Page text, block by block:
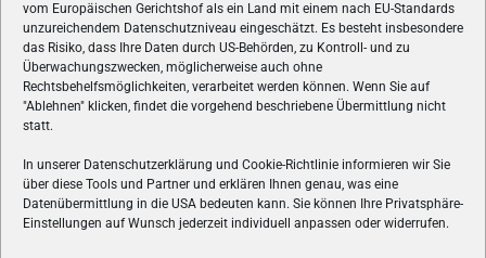
vom Europäischen Gerichtshof als ein Land mit einem nach EU-Standards
unzureichendem Datenschutzniveau eingeschätzt. Es besteht insbesondere
das Risiko, dass Ihre Daten durch US-Behörden, zu Kontroll- und zu
Überwachungszwecken, möglicherweise auch ohne
Rechtsbehelfsmöglichkeiten, verarbeitet werden können. Wenn Sie auf
"Ablehnen" klicken, findet die vorgehend beschriebene Übermittlung nicht
statt.
In unserer Datenschutzerklärung und Cookie-Richtlinie informieren wir Sie
über diese Tools und Partner und erklären Ihnen genau, was eine
Datenübermittlung in die USA bedeuten kann. Sie können Ihre Privatsphäre-
Einstellungen auf Wunsch jederzeit individuell anpassen oder widerrufen.
VON GAMERN, FÜR GAMER! Gamers.at ist das älteste Online-
Spielemagazin Österreichs und bringt täglich aktuelle News,
Reviews und Videos zu PC- und Konsolenspielen, Gaming-
Hardware und aus der Welt des e-Sport's.
FOLGE UNS